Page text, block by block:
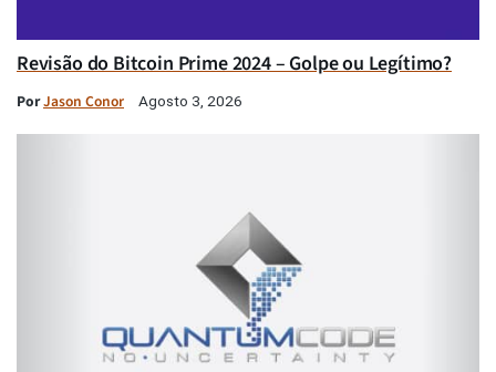
Revisão do Bitcoin Prime 2024 – Golpe ou Legítimo?
PorJason Conor Agosto 3, 2026